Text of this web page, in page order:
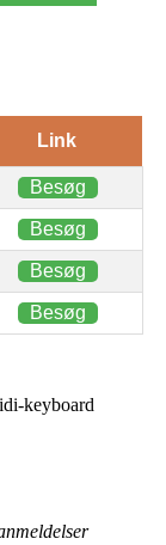
Link
Besøg
Besøg
Besøg
Besøg
keyboard